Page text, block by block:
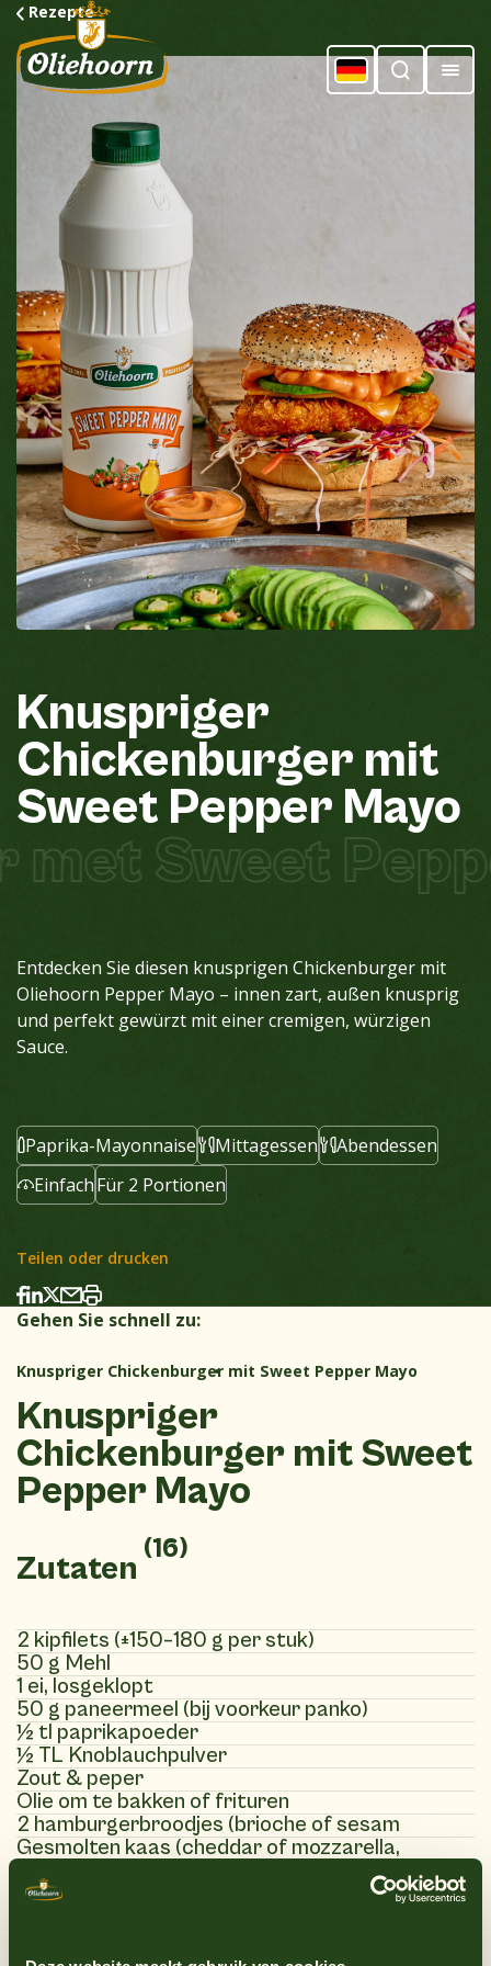
Rezepte
Knuspriger
Chickenburger mit
Sweet Pepper Mayo
Sweet
Entdecken Sie diesen knusprigen Chickenburger mit
Oliehoorn Pepper Mayo – innen zart, außen knusprig
und perfekt gewürzt mit einer cremigen, würzigen
Sauce.
Paprika-Mayonnaise Mittagessen
Abendessen
EinfachFür 2 Portionen
Teilen oder drucken
Gehen Sie schnell zu:
Knuspriger Chickenburger mit Sweet Pepper Mayo
Knuspriger
Chickenburger mit Sweet
Pepper Mayo
Zutaten
(16)
2 kipfilets (±150–180 g per stuk)
50 g Mehl
1 ei, losgeklopt
50 g paneermeel (bij voorkeur panko)
½ tl paprikapoeder
½ TL Knoblauchpulver
Zout & peper
Olie om te bakken of frituren
2 hamburgerbroodjes (brioche of sesam
Gesmolten kaas (cheddar of mozzarella,
Eventueel jalapeño, krokante uitjes of avocado